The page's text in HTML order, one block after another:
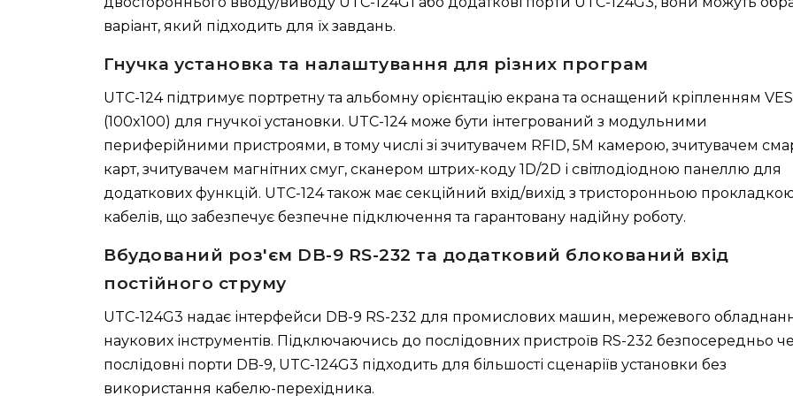
варіант, який підходить для їх завдань.
Гнучка установка та налаштування для різних програм
UTC-124 підтримує портретну та альбомну орієнтацію екрана та оснащений кріпленням
(100x100) для гнучкої установки. UTC-124 може бути інтегрований з модульними
периферійними пристроями, в тому числі зі зчитувачем RFID, 5M камерою, зчитувачем
карт, зчитувачем магнітних смуг, сканером штрих-коду 1D/2D і світлодіодною панеллю для
додаткових функцій. UTC-124 також має секційний вхід/вихід з тристоронньою
кабелів, що забезпечує безпечне підключення та гарантовану надійну роботу.
Вбудований роз'єм DB-9 RS-232 та додатковий блокований вхід
постійного струму
UTC-124G3 надає інтерфейси DB-9 RS-232 для промислових машин, мережевого
наукових інструментів. Підключаючись до послідовних пристроїв RS-232 безпосередньо
послідовні порти DB-9, UTC-124G3 підходить для більшості сценаріїв установки без
використання кабелю-перехідника.